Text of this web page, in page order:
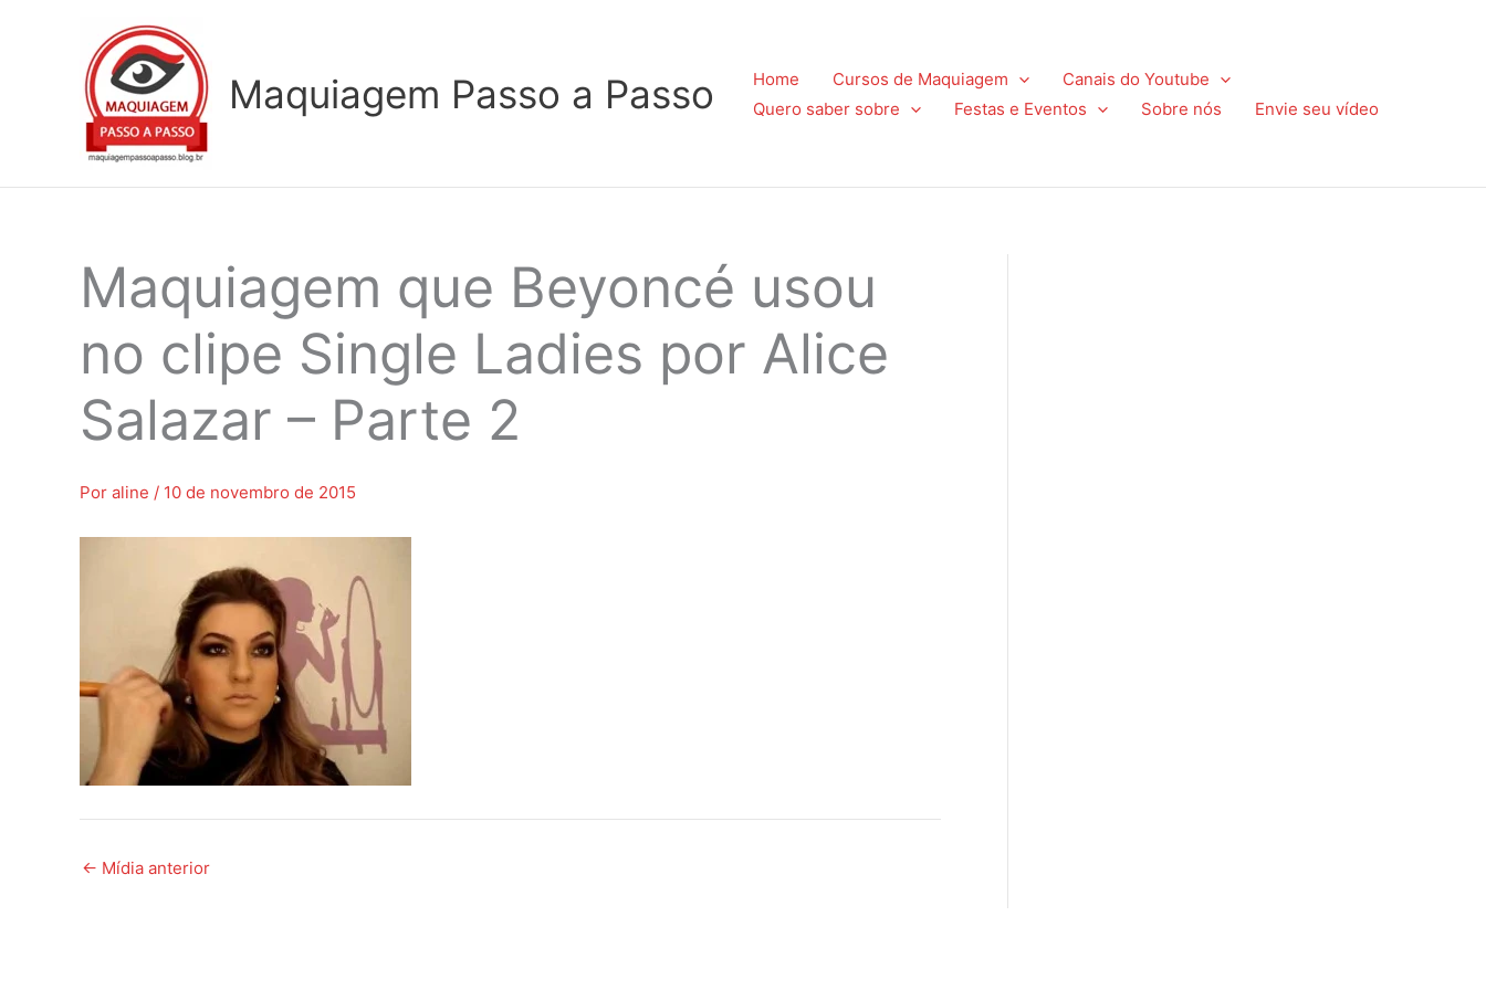
Maquiagem Passo a Passo Home Cursos de Maquiagem
Canais do Youtube
Quero saber sobre
Festas e Eventos Sobre nós Envie seu vídeo
Maquiagem que Beyoncé usou
no clipe Single Ladies por Alice
Salazar – Parte 2
Por aline / 10 de novembro de 2015
← Mídia anterior